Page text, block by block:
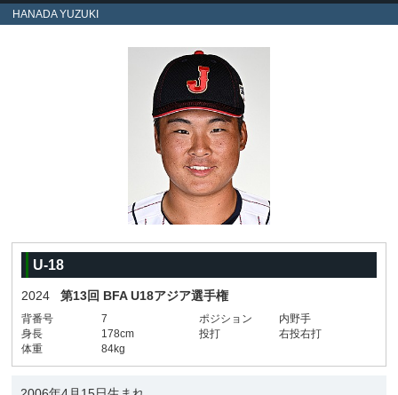
HANADA YUZUKI
U-18
2024 第13回 BFA U18アジア選手権
背番号 7 ポジション
内野手
身長
178cm 投打
右投右打
体重
84kg